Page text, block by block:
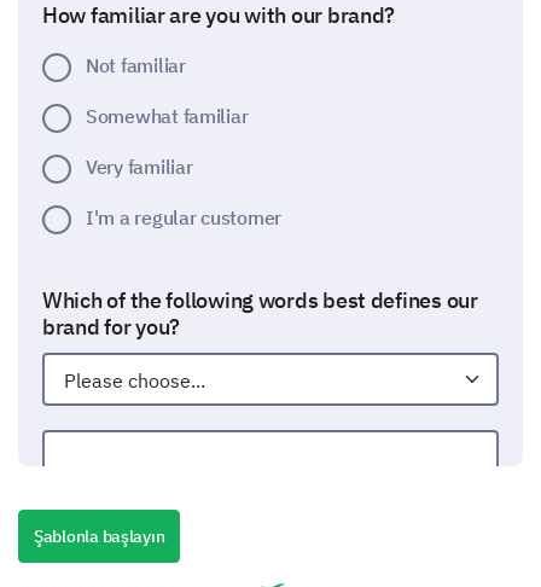
How familiar are you with our brand?
Not familiar
Somewhat familiar
Very familiar
I'm a regular customer
Which of the following words best defines our
brand for you?
Other:
Your Perception About The New Brand
Şablonla başlayın